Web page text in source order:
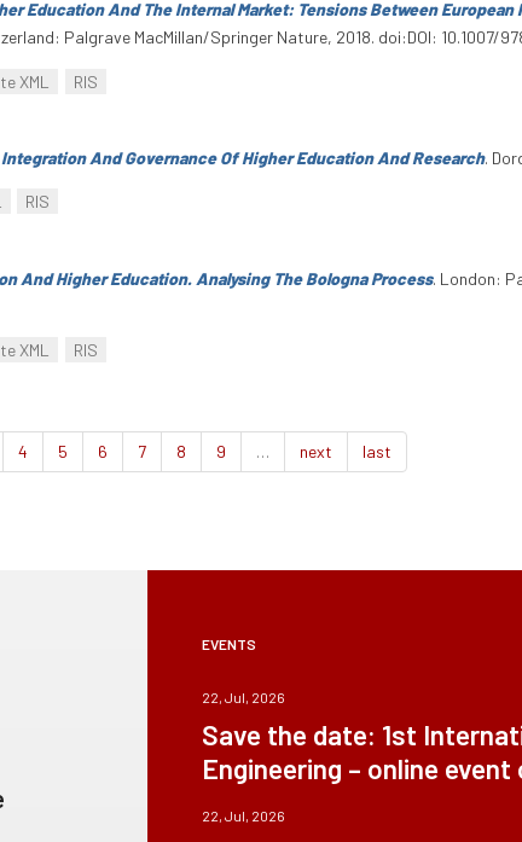
Education And The Internal Market: Tensions Between
Palgrave MacMillan/Springer Nature, 2018. doi:DOI: 10.1007/
XML RIS
And Governance Of Higher Education And Research.
RIS
And Higher Education. Analysing The Bologna Process. London:
XML RIS
4 5 6 7 8 9 … next last
EVENTS
22, Jul, 2026
Save the date: 1st
Engineering – online
22, Jul, 2026